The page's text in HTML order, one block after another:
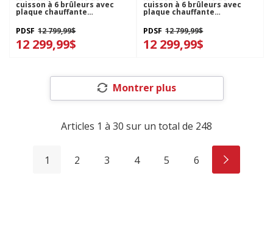
cuisson à 6 brûleurs avec
plaque chauffante
bicombustible de 48 po
KFDD948SSC
PDSF 12 799,99$
12 299,99$
cuisson à 6 brûleurs avec
plaque chauffante
bicombustible de 48 po
KFDD948SDC
PDSF 12 799,99$
12 299,99$
Montrer plus
Articles 1 à 30 sur un total de 248
1 2 3 4 5 6